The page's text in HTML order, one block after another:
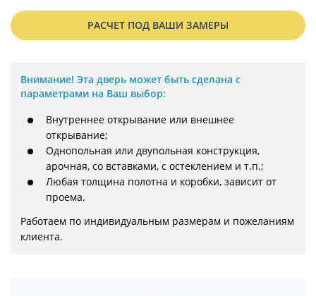
РАСЧЕТ ПОД ВАШИ ЗАМЕРЫ
Внимание! Эта дверь может быть сделана с
параметрами на Ваш выбор:
Внутреннее открывание или внешнее
открывание;
Однопольная или двупольная конструкция,
арочная, со вставками, с остеклением и т.п.;
Любая толщина полотна и коробки, зависит от
проема.
Работаем по индивидуальным размерам и пожеланиям
клиента.